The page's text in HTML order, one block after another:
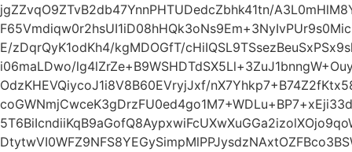
jgZZvqO9ZTvB2db47YnnPHTUDedcZbhk41tn/
E/zDqrQyK1odKh4/kgMDOGfT/
i06maLDwo/
OdzKHEVQiycoJ1i8V8B60EVryjJxf/